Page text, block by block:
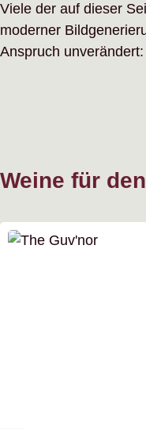
Viele der auf dieser
moderner
Anspruch
Weine für
Produktgalerie